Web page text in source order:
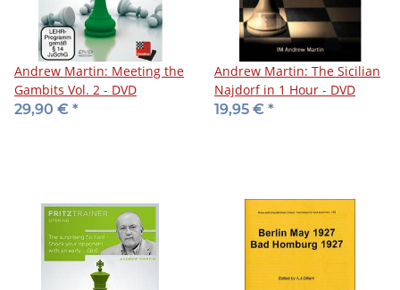
Andrew Martin: Meeting the
Gambits Vol. 2 - DVD
29,90 € *
Andrew Martin: The Sicilian
Najdorf in 1 Hour - DVD
19,95 € *